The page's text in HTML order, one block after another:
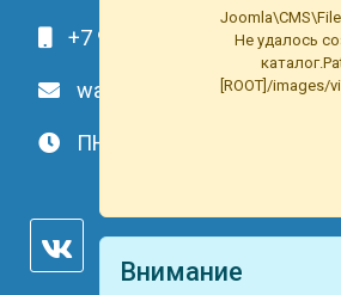
Не удалось
[ROOT]/images/
Внимание
+7 991-459-10-34
waterson-s@ya.ru
ПН-ВС: c 9.00 до 20.00